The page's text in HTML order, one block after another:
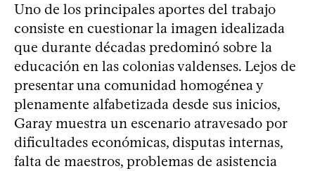
Uno de los principales aportes del trabajo
consiste en cuestionar la imagen idealizada
que durante décadas predominó sobre la
educación en las colonias valdenses. Lejos de
presentar una comunidad homogénea y
plenamente alfabetizada desde sus inicios,
Garay muestra un escenario atravesado por
dificultades económicas, disputas internas,
falta de maestros, problemas de asistencia